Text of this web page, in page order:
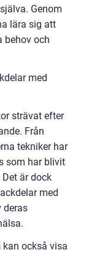
Genom
lära sig att
behov och
med
strävat efter
Från
tekniker har
som har blivit
är dock
med
deras
också visa